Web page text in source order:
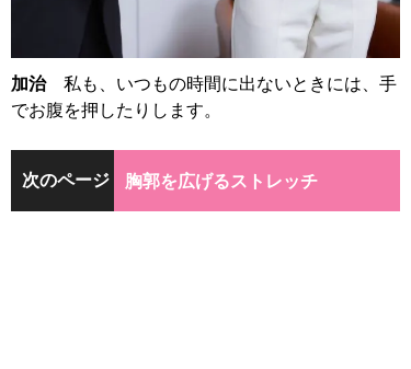
加治私も、いつもの時間に出ないときには、手
でお腹を押したりします。
次のページ 胸郭を広げるストレッチ